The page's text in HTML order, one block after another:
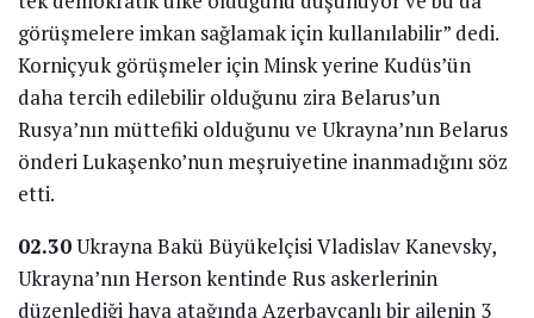
görüşmelere imkan sağlamak için kullanılabilir” dedi.
Korniçyuk görüşmeler için Minsk yerine Kudüs’ün
daha tercih edilebilir olduğunu zira Belarus’un
Rusya’nın müttefiki olduğunu ve Ukrayna’nın Belarus
önderi Lukaşenko’nun meşruiyetine inanmadığını söz
etti.
02.30Ukrayna Bakü Büyükelçisi Vladislav Kanevsky,
Ukrayna’nın Herson kentinde Rus askerlerinin
düzenlediği hava atağında Azerbaycanlı bir ailenin 3